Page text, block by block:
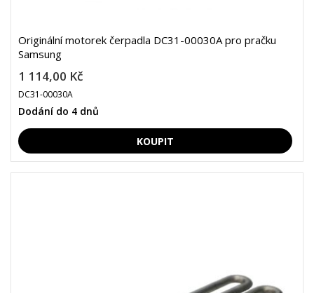
Originální motorek čerpadla DC31-00030A pro pračku
Samsung
1 114,00 Kč
DC31-00030A
Dodání do 4 dnů